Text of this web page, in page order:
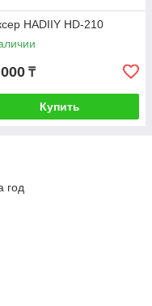
HADIIY HD-210
₸
Купить
год